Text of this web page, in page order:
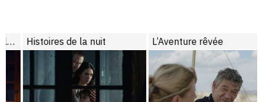
Histoires de la nuit L’Aventure rêvée